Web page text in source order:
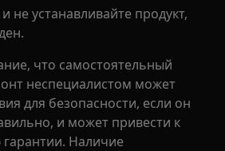
не устанавливайте продукт,
что самостоятельный
неспециалистом может
для безопасности, если он
и может привести к
Наличие